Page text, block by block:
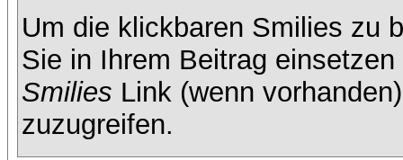
Um die klickbaren Smilies zu
Sie in Ihrem Beitrag
Smilies Link (wenn
zuzugreifen.